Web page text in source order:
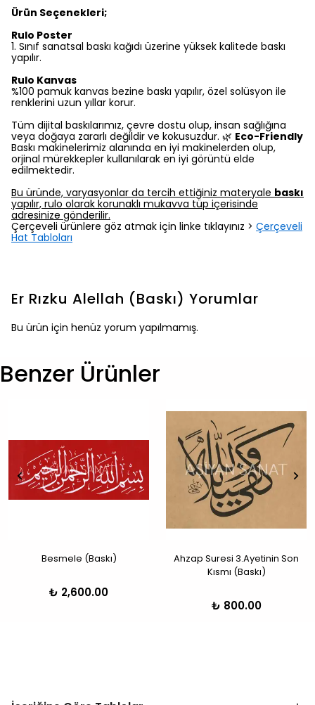
Ürün Seçenekleri;
Rulo Poster
1.⁠ ⁠Sınıf sanatsal baskı kağıdı üzerine yüksek kalitede baskı
yapılır.
Rulo Kanvas
%100 pamuk kanvas bezine baskı yapılır, özel solüsyon ile
renklerini uzun yıllar korur.
Tüm dijital baskılarımız, çevre dostu olup, insan sağlığına
veya doğaya zararlı değildir ve kokusuzdur. 🌿 Eco-Friendly
Baskı makinelerimiz alanında en iyi makinelerden olup,
orjinal mürekkepler kullanılarak en iyi görüntü elde
edilmektedir.
Bu üründe, varyasyonlar da tercih ettiğiniz materyale baskı
yapılır, rulo olarak korunaklı mukavva tüp içerisinde
adresinize gönderilir.
Çerçeveli ürünlere göz atmak için linke tıklayınız > Çerçeveli
Hat Tabloları
Er Rızku Alellah (Baskı) Yorumlar
Bu ürün için henüz yorum yapılmamış.
Benzer Ürünler
Besmele (Baskı)
₺ 2,600.00
Ahzap Suresi 3.Ayetinin Son
Kısmı (Baskı)
₺ 800.00